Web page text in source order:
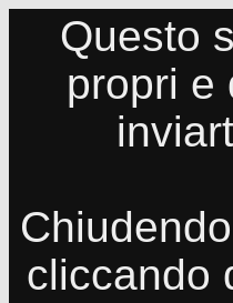
Questo
propri e
cliccando